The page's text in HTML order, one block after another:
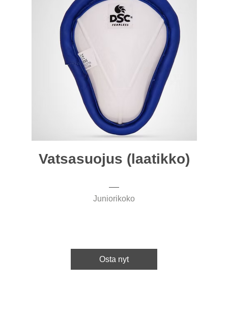
Vatsasuojus (laatikko)
Juniorikoko
Osta nyt